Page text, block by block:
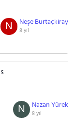
Neşe Burtaçkiray
8 yıl
N
Nazan Yürek
8 yıl
N